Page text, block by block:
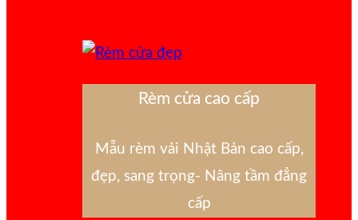
Rèm cửa cao cấp
Mẫu rèm vải Nhật Bản cao cấp,
đẹp, sang trọng- Nâng tầm đẳng
cấp